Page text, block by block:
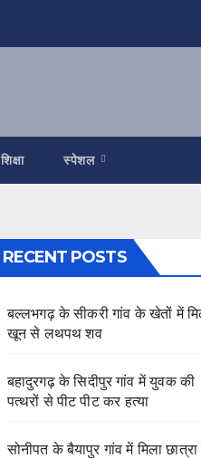
शिक्षा स्पेशल
RECENT POSTS
बल्लभगढ़ के सीकरी गांव के खेतों में
खून से लथपथ शव
बहादुरगढ़ के सिदीपुर गांव में युवक की
पत्थरों से पीट पीट कर हत्या
सोनीपत के बैयापुर गांव में मिला